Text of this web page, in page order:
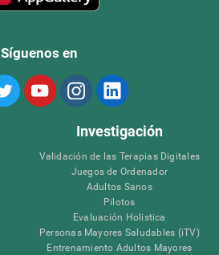
Síguenos en
Investigación
Validación de las Terapias Digitales
Juegos de Ordenador
Adultos Sanos
Pilotos
Evaluación Holistica
Personas Mayores Saludables (iTV)
Entrenamiento Adultos Mayores